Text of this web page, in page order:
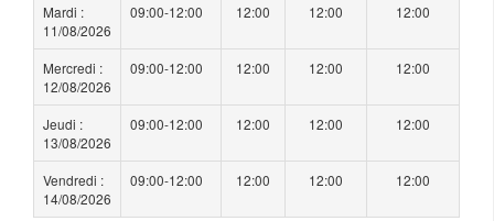
Mardi :
11/08/2026
09:00-12:00 12:00 12:00 12:00
Mercredi :
12/08/2026
09:00-12:00 12:00 12:00 12:00
Jeudi :
13/08/2026
09:00-12:00 12:00 12:00 12:00
Vendredi :
14/08/2026
09:00-12:00 12:00 12:00 12:00